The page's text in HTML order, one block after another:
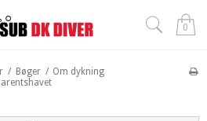
0
/ Bøger / Om dykning